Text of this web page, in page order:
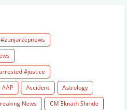
#justice
AAP Accident
Astrology
News
CM Eknath Shinde